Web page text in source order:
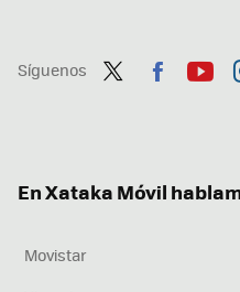
Síguenos
En Xataka Móvil
Movistar